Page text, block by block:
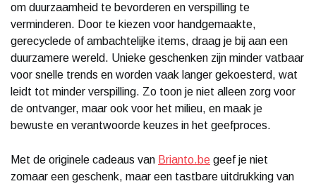
om duurzaamheid te bevorderen en verspilling te
verminderen. Door te kiezen voor handgemaakte,
gerecyclede of ambachtelijke items, draag je bij aan een
duurzamere wereld. Unieke geschenken zijn minder vatbaar
voor snelle trends en worden vaak langer gekoesterd, wat
leidt tot minder verspilling. Zo toon je niet alleen zorg voor
de ontvanger, maar ook voor het milieu, en maak je
bewuste en verantwoorde keuzes in het geefproces.
Met de originele cadeaus van Brianto.be geef je niet
zomaar een geschenk, maar een tastbare uitdrukking van